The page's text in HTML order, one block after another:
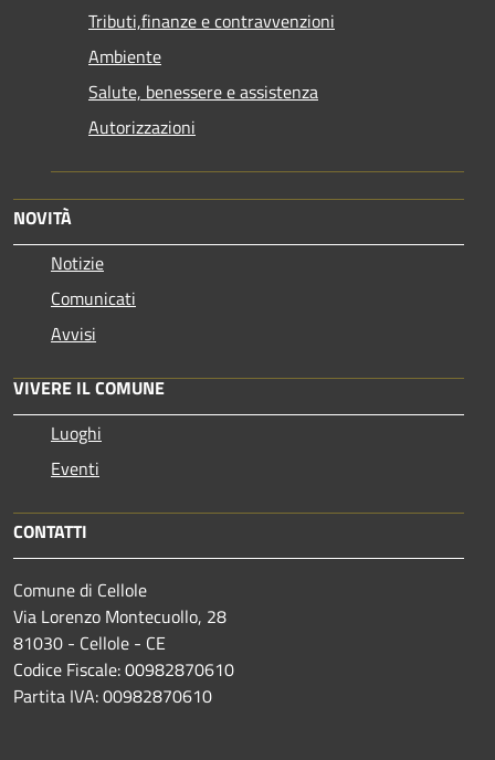
Tributi,finanze e contravvenzioni
Ambiente
Salute, benessere e assistenza
Autorizzazioni
NOVITÀ
Notizie
Comunicati
Avvisi
VIVERE IL COMUNE
Luoghi
Eventi
CONTATTI
Comune di Cellole
Via Lorenzo Montecuollo, 28
81030 - Cellole - CE
Codice Fiscale: 00982870610
Partita IVA: 00982870610